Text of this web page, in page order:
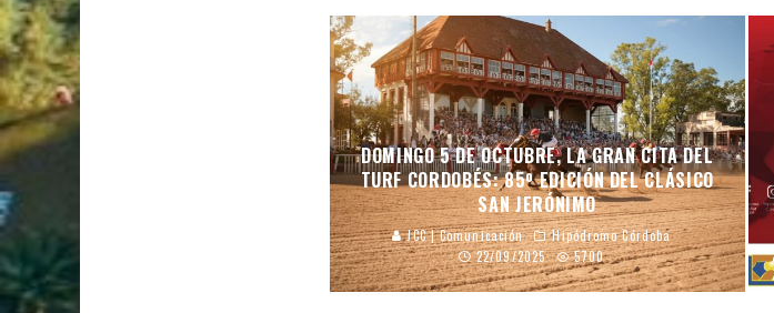
DOMINGO 5 DE OCTUBRE, LA GRAN CITA DEL
TURF CORDOBÉS: 85º EDICIÓN DEL CLÁSICO
SAN JERÓNIMO
JCC | Comunicación
Hipódromo Córdoba
22/09/2025
5700